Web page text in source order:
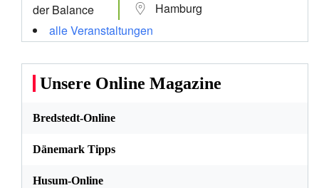
Hamburg
alle Veranstaltungen
Unsere Online Magazine
Bredstedt-Online
Dänemark Tipps
Husum-Online